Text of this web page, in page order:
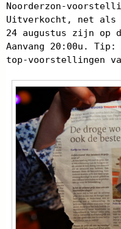
Noorderzon-
Uitverkocht, net als
24 augustus zijn op
Aanvang 20:00u.
top-voorstellingen